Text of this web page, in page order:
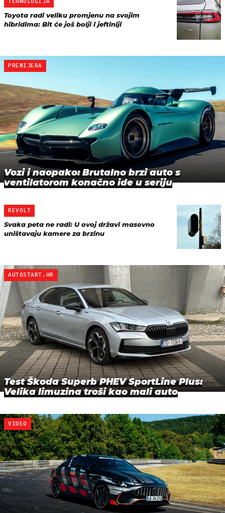
Toyota radi veliku promjenu na svojim
hibridima: Bit će još bolji i jeftiniji
PREMIJERA
Vozi i naopako: Brutalno brzi auto s
ventilatorom konačno ide u seriju
REVOLT
Svaka peta ne radi: U ovoj državi masovno
uništavaju kamere za brzinu
AUTOSTART.HR
Test Škoda Superb PHEV SportLine Plus:
Velika limuzina troši kao mali auto
VIDEO